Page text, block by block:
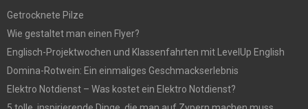
Getrocknete Pilze
Wie gestaltet man einen Flyer?
Englisch-Projektwochen und Klassenfahrten mit LevelUp English
Domina-Rotwein: Ein einmaliges Geschmackserlebnis
Elektro Notdienst – Was kostet ein Elektro Notdienst?